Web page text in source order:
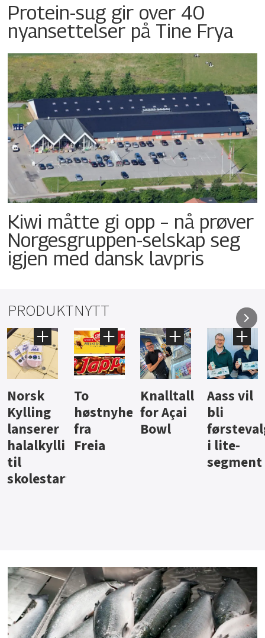
Protein-sug gir over 40
nyansettelser på Tine Frya
Kiwi måtte gi opp – nå prøver
Norgesgruppen-selskap seg
igjen med dansk lavpris
PRODUKTNYTT
Knalltall
for Açai
Bowl
Aass vil
bli
førstevalg
i lite-
Brus og
jus fra
Berentsen
Hard
iste fra
Hansa